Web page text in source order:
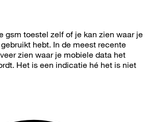
gsm toestel zelf of je kan zien waar je
hebt. In de meest recente
zien waar je mobiele data het
Het is een indicatie hé het is niet